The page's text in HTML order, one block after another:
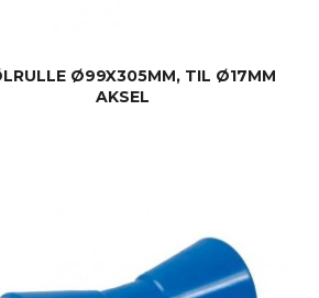
Ø99X305MM, TIL Ø17MM
AKSEL